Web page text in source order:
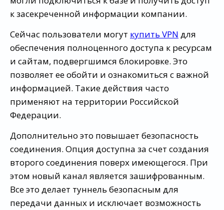
к засекреченной информации компании.
Сейчас пользователи могут купить VPN для
обеспечения полноценного доступа к ресурсам
и сайтам, подвергшимся блокировке. Это
позволяет ее обойти и ознакомиться с важной
информацией. Такие действия часто
применяют на территории Российской
Федерации.
Дополнительно это повышает безопасность
соединения. Опция доступна за счет создания
второго соединения поверх имеющегося. При
этом новый канал является зашифрованным.
Все это делает туннель безопасным для
передачи данных и исключает возможность